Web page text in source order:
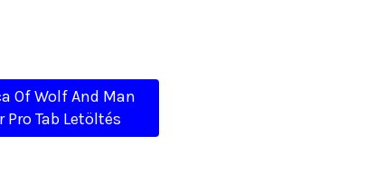
Of Wolf And Man
Pro Tab Letöltés